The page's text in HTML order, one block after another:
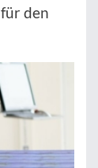
den